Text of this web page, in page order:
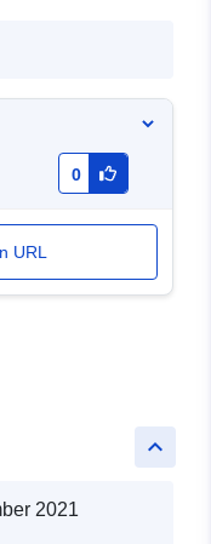
0
URL
keyboard_arrow_up
2021